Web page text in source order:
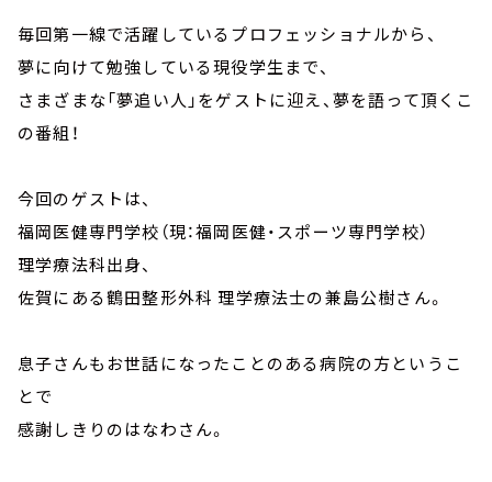
毎回第一線で活躍しているプロフェッショナルから、
夢に向けて勉強している現役学生まで、
さまざまな「夢追い人」をゲストに迎え、夢を語って頂くこ
の番組！
今回のゲストは、
福岡医健専門学校（現：福岡医健・スポーツ専門学校）
理学療法科出身、
佐賀にある鶴田整形外科 理学療法士の兼島公樹さん。
息子さんもお世話になったことのある病院の方というこ
とで
感謝しきりのはなわさん。